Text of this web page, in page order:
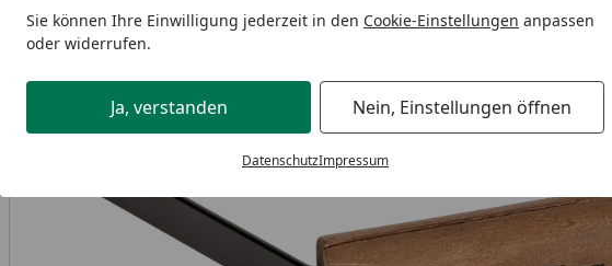
Sie können Ihre Einwilligung jederzeit in den Cookie-Einstellungen anpassen
oder widerrufen.
Ja, verstanden Nein, Einstellungen öffnen
DatenschutzImpressum